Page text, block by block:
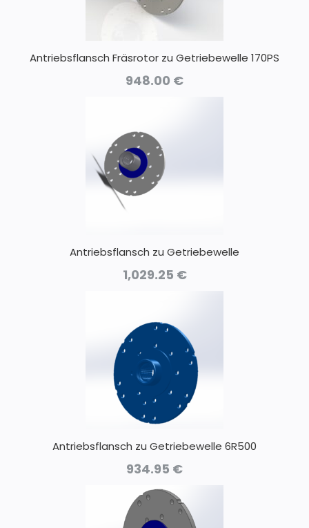
Antriebsflansch Fräsrotor zu Getriebewelle 170PS
948.00 €
Antriebsflansch zu Getriebewelle
1,029.25 €
Antriebsflansch zu Getriebewelle 6R500
934.95 €